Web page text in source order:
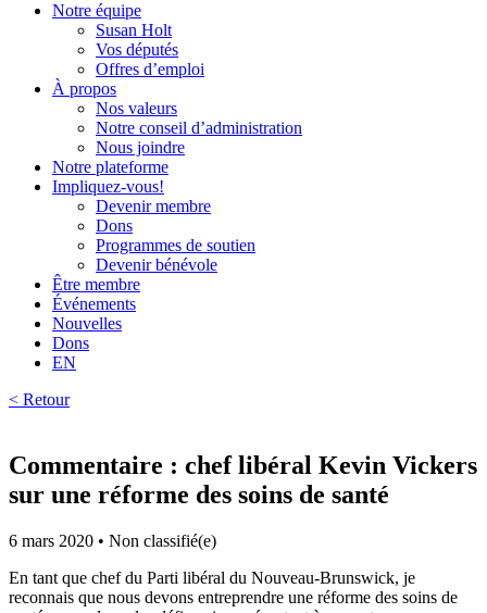
Notre équipe
Susan Holt
Vos députés
Offres d’emploi
À propos
Nos valeurs
Notre conseil d’administration
Nous joindre
Notre plateforme
Impliquez-vous!
Devenir membre
Dons
Programmes de soutien
Devenir bénévole
Être membre
Événements
Nouvelles
Dons
EN
< Retour
Commentaire : chef libéral Kevin Vickers
sur une réforme des soins de santé
6 mars 2020 • Non classifié(e)
En tant que chef du Parti libéral du Nouveau-Brunswick, je
reconnais que nous devons entreprendre une réforme des soins de